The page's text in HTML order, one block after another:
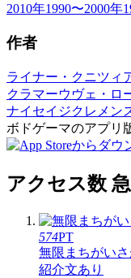
2010年1990〜2000年
作者
ライナー・クニツィ
クラマーウヴェ・ロ
ナイセイジクレメン
ボドゲーマのアプリ
アクセス数
574PT
無限まちがいさ
紹介文あり